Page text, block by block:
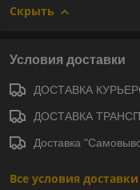
Скрыть
Условия доставки
ДОСТАВКА
ДОСТАВКА
Доставка
Все условия доставки